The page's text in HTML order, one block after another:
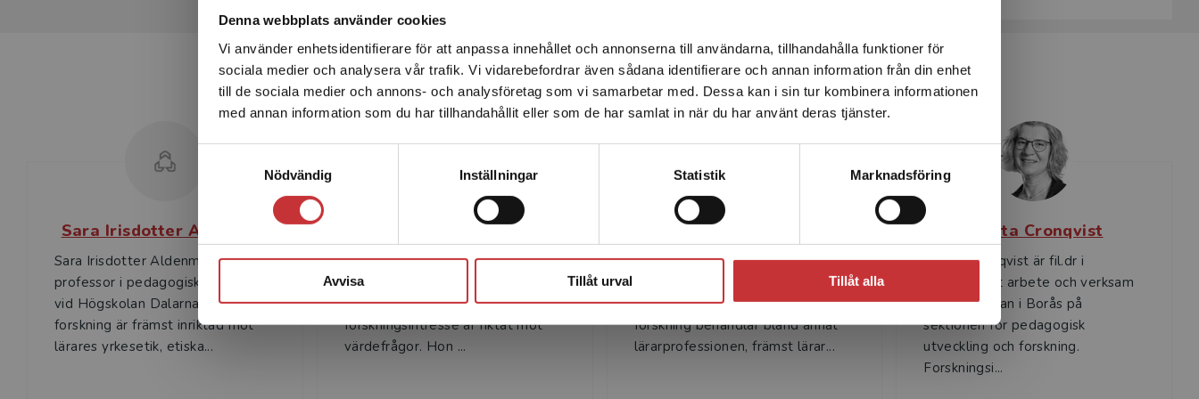
Denna webbplats använder cookies
Vi använder enhetsidentifierare för att anpassa innehållet och annonserna till användarna, tillhandahålla funktioner för
sociala medier och analysera vår trafik. Vi vidarebefordrar även sådana identifierare och annan information från din enhet
till de sociala medier och annons- och analysföretag som vi samarbetar med. Dessa kan i sin tur kombinera informationen
med annan information som du har tillhandahållit eller som de har samlat in när du har använt deras tjänster.
Nödvändig
Inställningar Statistik Marknadsföring
Avvisa Tillåt urval Tillåt alla
Det verkar som att du besöker studentlitteratur.se via en
enhet utanför Sverige. Vi erbjuder inte leveranser utanför
Sverige. För att kunna slutföra ett köp måste
leveransadressen vara i Sverige.Läs mer
Författare
Sara Irisdotter Aldenmyr
Sara Irisdotter Aldenmyr är
professor i pedagogiskt arbete
vid Högskolan Dalarna. Hennes
forskning är främst inriktad mot
lärares yrkesetik, etiska...
Airi Bigsten
Airi Bigsten är filosofie doktor i
pedagogiskt arbete, verksam vid
Göteborgs universitet. Hennes
forskningsintresse är riktat mot
värdefrågor. Hon ...
Gunnel Colnerud
Gunnel Colnerud är professor
Linköpings universitet. Hennes
forskning behandlar bland annat
lärarprofessionen, främst lärar...
Marita Cronqvist
Marita Cronqvist är fil.dr i
pedagogiskt arbete och verksam
vid Högskolan i Borås på
sektionen för pedagogisk
utveckling och forskning.
Forskningsi...